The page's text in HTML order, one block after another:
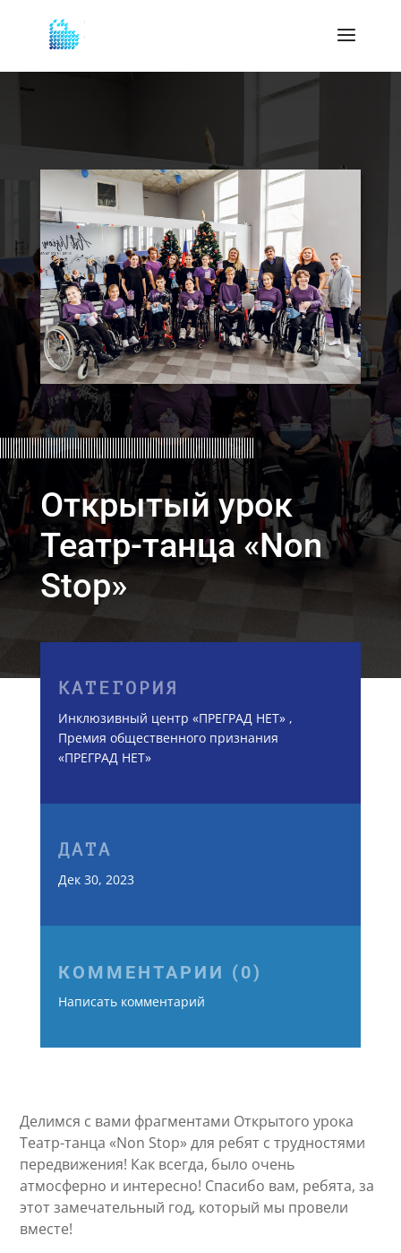
Открытый урок
Театр-танца «Non
Stop»
КАТЕГОРИЯ
Инклюзивный центр «ПРЕГРАД НЕТ»,
Премия общественного признания
«ПРЕГРАД НЕТ»
ДАТА
Дек 30, 2023
КОММЕНТАРИИ (0)
Написать комментарий
Делимся с вами фрагментами Открытого урока
Театр-танца «Non Stop» для ребят с трудностями
передвижения! Как всегда, было очень
атмосферно и интересно! Спасибо вам, ребята, за
этот замечательный год, который мы провели
вместе!